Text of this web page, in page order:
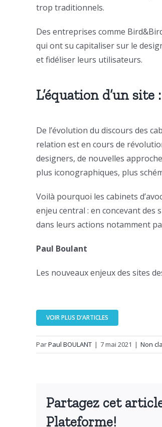
trop traditionnels.
Des entreprises comme
qui ont su capitaliser sur le
et fidéliser leurs utilisateurs.
L’équation d’un
De l’évolution du discours des
relation est en cours de
designers, de nouvelles
plus iconographiques, plus
Voilà pourquoi les cabinets
enjeu central : en concevant des
dans leurs actions notamment
Paul Boulant
Les nouveaux enjeux des sites
VOIR PLUS D’ARTICLES
ParPaul BOULANT | 7 mai 2021 | Non
Partagez cet
Plateforme!